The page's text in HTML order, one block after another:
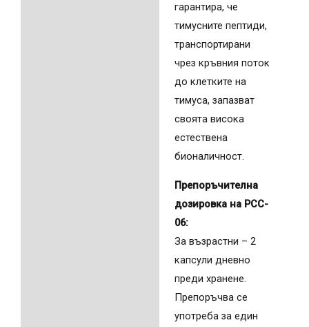
гарантира, че
тимусните пептиди,
транспортирани
чрез кръвния поток
до клетките на
тимуса, запазват
своята висока
естествена
бионаличност.
Препоръчителна
дозировка на PCC-
06:
За възрастни – 2
капсули дневно
преди хранене.
Препоръчва се
употреба за един